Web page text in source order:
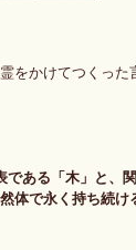
をかけてつくった
ある「木」と、
体で永く持ち続け